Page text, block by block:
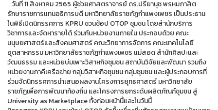
วันที่ 11 สิงหาคม 2565 ผู้ช่วยศาสตราจารย์ ดร.ปรียานุช พรหมภาสิต
รักษาราชการแทนอธิการบดี มหาวิทยาลัยราชภัฏกำแพงเพชร เป็นประธาน
ในพิธีเปิดนิทรรศการ KPRU ชวนช้อป OTOP ชุมชน โดยสำนักบริการ
วิชาการและจัดหารายได้ ร่วมกับหน่วยงานภายใน ประกอบด้วย คณะ
มนุษยศาสตร์และสังคมศาสตร์ คณะวิทยาการจัดการ คณะเทคโนโลยี
อุตสาหกรรม มหาวิทยาลัยราชภัฏกำแพงเพชร แม่สอด สำนักศิลปะและ
วัฒนธรรม และหน่วยบ่มเพาะวิสาหกิจชุมชน สถาบันวิจัยและพัฒนา รวมถึง
หน่วยงานภาคีเครือข่าย กลุ่มวิสาหกิจชุมชน กลุ่มชุมชน และผู้ประกอบการที่
ร่วมจัดนิทรรศการนำเสนอผลงานโครงการยุทธศาสตร์ มหาวิทยาลัย
ราชภัฏเพื่อการพัฒนาท้องถิ่น และโครงการยกระดับผลิตภัณฑ์ชุมชน สู่
University as Marketplace ทั้งก่อนหน้านี้และในวันนี้